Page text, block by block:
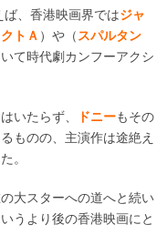
、香港映画界ではジャ
トＡ ）や（ スパルタン
て時代劇カンフーアクシ
いたらず、 ドニーもその
ものの、主演作は途絶え
。
大スターへの道へと続い
うより後の香港映画にと